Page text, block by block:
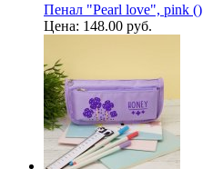
Пенал "Pearl love", pink ()
Цена: 148.00 руб.